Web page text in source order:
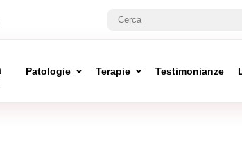
Patologie Terapie Testimonianze